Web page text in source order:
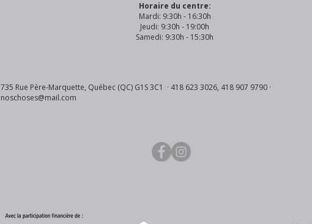
Horaire du centre:
Mardi: 9:30h - 16:30h
Jeudi: 9:30h - 19:00h
Samedi: 9:30h - 15:30h
735 Rue Père-Marquette, Québec (QC) G1S 3C1 · 418 623 3026, 418 907 9790 ·
noschoses@mail.com